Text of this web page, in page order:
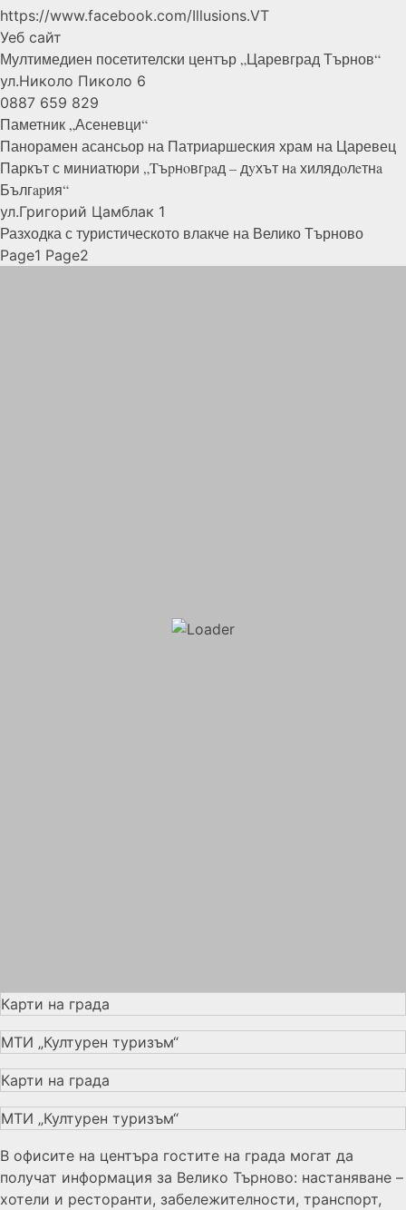
https://www.facebook.com/Illusions.VT
Уеб сайт
Мултимедиен посетителски център „Царевград Търнов“
ул.Николо Пиколо 6
0887 659 829
Паметник „Асеневци“
Панорамен асансьор на Патриаршеския храм на Царевец
Паркът с миниатюри „Tъpнoвгpaд – дyхът нa хилядoлeтнa
Бългapия“
ул.Григорий Цамблак 1
Разходка с туристическото влакче на ВеликоТърново
Page1 Page2
Карти на града
МТИ „Културен туризъм“
Карти на града
МТИ „Културен туризъм“
В офисите на центъра гостите на града могат да
получат информация за Велико Търново: настаняване –
хотели и ресторанти, забележителности, транспорт,